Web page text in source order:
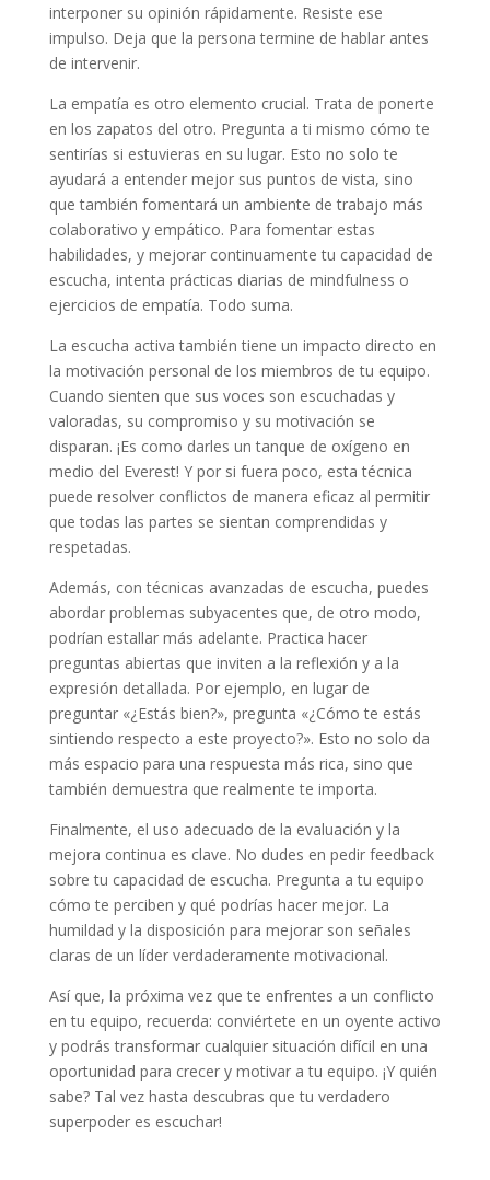
interponer su opinión rápidamente. Resiste ese
impulso. Deja que la persona termine de hablar antes
de intervenir.
La empatía es otro elemento crucial. Trata de ponerte
en los zapatos del otro. Pregunta a ti mismo cómo te
sentirías si estuvieras en su lugar. Esto no solo te
ayudará a entender mejor sus puntos de vista, sino
que también fomentará un ambiente de trabajo más
colaborativo y empático. Para fomentar estas
habilidades, y mejorar continuamente tu capacidad de
escucha, intenta prácticas diarias de mindfulness o
ejercicios de empatía. Todo suma.
La escucha activa también tiene un impacto directo en
la motivación personal de los miembros de tu equipo.
Cuando sienten que sus voces son escuchadas y
valoradas, su compromiso y su motivación se
disparan. ¡Es como darles un tanque de oxígeno en
medio del Everest! Y por si fuera poco, esta técnica
puede resolver conflictos de manera eficaz al permitir
que todas las partes se sientan comprendidas y
respetadas.
Además, con técnicas avanzadas de escucha, puedes
abordar problemas subyacentes que, de otro modo,
podrían estallar más adelante. Practica hacer
preguntas abiertas que inviten a la reflexión y a la
expresión detallada. Por ejemplo, en lugar de
preguntar «¿Estás bien?», pregunta «¿Cómo te estás
sintiendo respecto a este proyecto?». Esto no solo da
más espacio para una respuesta más rica, sino que
también demuestra que realmente te importa.
Finalmente, el uso adecuado de la evaluación y la
mejora continua es clave. No dudes en pedir feedback
sobre tu capacidad de escucha. Pregunta a tu equipo
cómo te perciben y qué podrías hacer mejor. La
humildad y la disposición para mejorar son señales
claras de un líder verdaderamente motivacional.
Así que, la próxima vez que te enfrentes a un conflicto
en tu equipo, recuerda: conviértete en un oyente activo
y podrás transformar cualquier situación difícil en una
oportunidad para crecer y motivar a tu equipo. ¡Y quién
sabe? Tal vez hasta descubras que tu verdadero
superpoder es escuchar!